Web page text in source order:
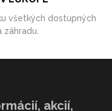
všetkých dostupných
akcií,